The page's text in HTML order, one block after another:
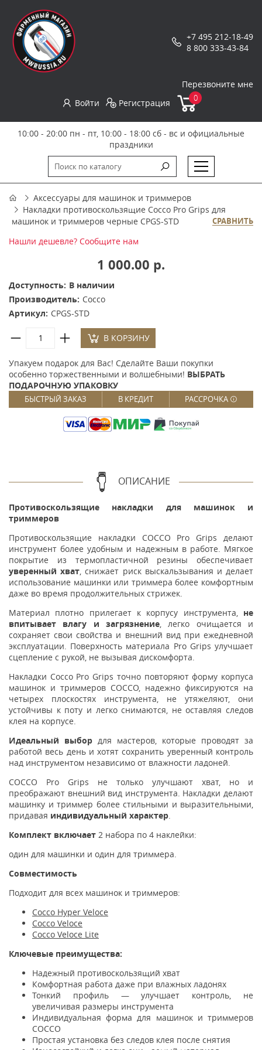
+7 495 212-18-49
8 800 333-43-84
Перезвоните мне
Войти
Регистрация 0
10:00 - 20:00 пн - пт, 10:00 - 18:00 сб - вс и официальные
праздники
Аксессуары для машинок и триммеров
Накладки противоскользящие Cocco Pro Grips для
машинок и триммеров черные CPGS-STD
СРАВНИТЬ
Нашли дешевле? Сообщите нам
1 000.00 р.
Доступность: В наличии
Производитель: Cocco
Артикул: CPGS-STD
В КОРЗИНУ
Упакуем подарок для Вас! Сделайте Ваши покупки
особенно торжественными и волшебными! ВЫБРАТЬ
ПОДАРОЧНУЮ УПАКОВКУ
БЫСТРЫЙ ЗАКАЗ В КРЕДИТ РАССРОЧКА
ОПИСАНИЕ
Противоскользящие накладки для машинок и
триммеров
Противоскользящие накладки COCCO Pro Grips делают
инструмент более удобным и надежным в работе. Мягкое
покрытие из термопластичной резины обеспечивает
уверенный хват, снижает риск выскальзывания и делает
использование машинки или триммера более комфортным
даже во время продолжительных стрижек.
Материал плотно прилегает к корпусу инструмента,не
впитывает влагу и загрязнение, легко очищается и
сохраняет свои свойства и внешний вид при ежедневной
эксплуатации. Поверхность материала Pro Grips улучшает
сцепление с рукой, не вызывая дискомфорта.
Накладки Cocco Pro Grips точно повторяют форму корпуса
машинок и триммеров COCCO, надежно фиксируются на
четырех плоскостях инструмента, не утяжеляют, они
устойчивы к поту и легко снимаются, не оставляя следов
клея на корпусе.
Идеальный выбор для мастеров, которые проводят за
работой весь день и хотят сохранить уверенный контроль
над инструментом независимо от влажности ладоней.
COCCO Pro Grips не только улучшают хват, но и
преображают внешний вид инструмента. Накладки делают
машинку и триммер более стильными и выразительными,
придавая индивидуальный характер.
Комплект включает 2 набора по 4 наклейки:
один для машинки и один для триммера.
Совместимость
Подходит для всех машинок и триммеров:
Cocco Hyper Veloce
Cocco Veloce
Cocco Veloce Lite
Ключевые преимущества:
Надежный противоскользящий хват
Комфортная работа даже при влажных ладонях
Тонкий профиль — улучшает контроль, не
увеличивая размеры инструмента
Индивидуальная форма для машинок и триммеров
COCCO
Простая установка без следов клея после снятия